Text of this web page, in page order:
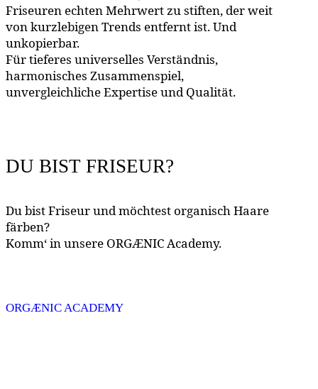
Friseuren echten Mehrwert zu stiften, der weit
von kurzlebigen Trends entfernt ist. Und
unkopierbar.
Für tieferes universelles Verständnis,
harmonisches Zusammenspiel,
unvergleichliche Expertise und Qualität.
DU BIST FRISEUR?
Du bist Friseur und möchtest organisch Haare
färben?
Komm‘ in unsere ORGÆNIC Academy.
ORGÆNIC ACADEMY